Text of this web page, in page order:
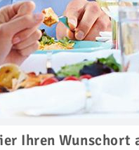
Ihren Wunschort